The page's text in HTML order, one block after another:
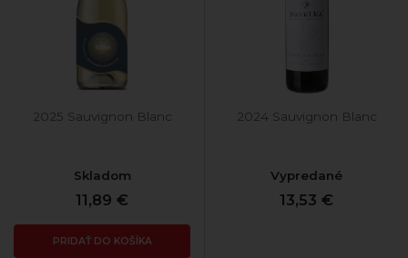
2025 Sauvignon Blanc
Skladom
11,89 €
PRIDAŤ DO KOŠÍKA
2024 Sauvignon Blanc
Vypredané
13,53 €